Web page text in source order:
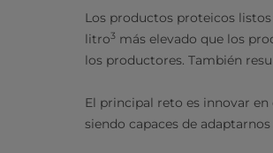
Los productos proteicos
litro3 más elevado que los
los productores. También
El principal reto es innovar
siendo capaces de